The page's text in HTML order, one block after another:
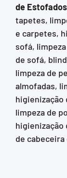
de Estofados
tapetes,
e carpetes,
sofá,
de sofá,
limpeza de
almofadas,
higienização
limpeza de
higienização
de cabeceira